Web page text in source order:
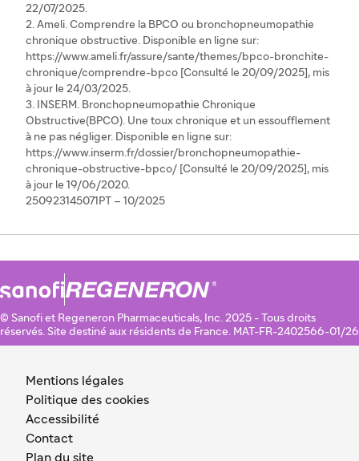
22/07/2025.
2. Ameli. Comprendre la BPCO ou bronchopneumopathie
chronique obstructive. Disponible en ligne sur:
https://www.ameli.fr/assure/sante/themes/bpco-bronchite-
chronique/comprendre-bpco [Consulté le 20/09/2025], mis
à jour le 24/03/2025.
3. INSERM. Bronchopneumopathie Chronique
Obstructive(BPCO). Une toux chronique et un essoufflement
à ne pas négliger. Disponible en ligne sur:
https://www.inserm.fr/dossier/bronchopneumopathie-
chronique-obstructive-bpco/ [Consulté le 20/09/2025], mis
à jour le 19/06/2020.
250923145071PT – 10/2025
© Sanofi et Regeneron Pharmaceuticals, Inc. 2025 - Tous droits
réservés. Site destiné aux résidents de France. MAT-FR-2402566-01/26
Mentions légales
Politique des cookies
Accessibilité
Contact
Plan du site